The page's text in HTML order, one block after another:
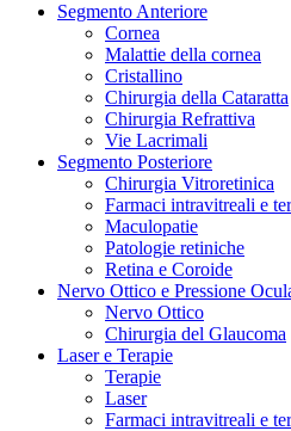
Segmento Anteriore
Cornea
Malattie della cornea
Cristallino
Chirurgia della Cataratta
Chirurgia Refrattiva
Vie Lacrimali
Segmento Posteriore
Chirurgia Vitroretinica
Farmaci intravitreali e
Maculopatie
Patologie retiniche
Retina e Coroide
Nervo Ottico e Pressione
Nervo Ottico
Chirurgia del Glaucoma
Laser e Terapie
Terapie
Laser
Farmaci intravitreali e